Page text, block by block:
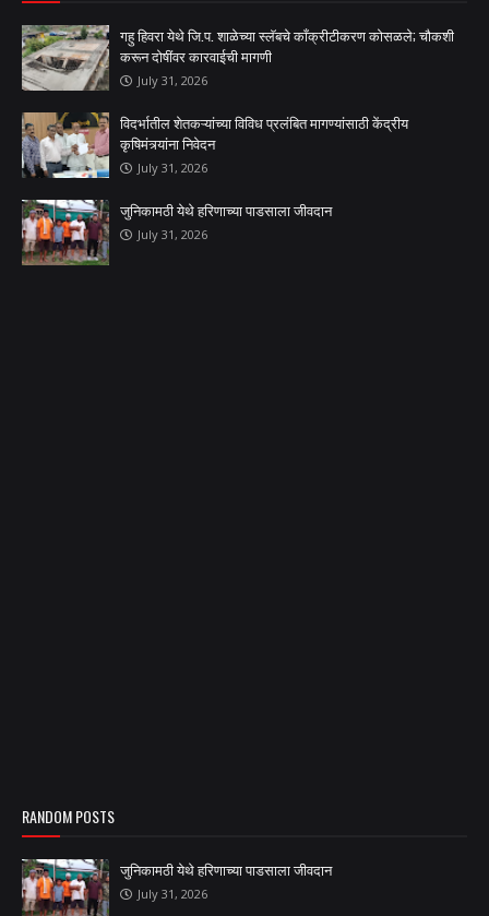
गहु हिवरा येथे जि.प. शाळेच्या स्लॅबचे काँक्रीटीकरण कोसळले; चौकशी
करून दोषींवर कारवाईची मागणी
July 31, 2026
विदर्भातील शेतकऱ्यांच्या विविध प्रलंबित मागण्यांसाठी केंद्रीय
कृषिमंत्र्यांना निवेदन
July 31, 2026
जुनिकामठी येथे हरिणाच्या पाडसाला जीवदान
July 31, 2026
RANDOM POSTS
जुनिकामठी येथे हरिणाच्या पाडसाला जीवदान
July 31, 2026